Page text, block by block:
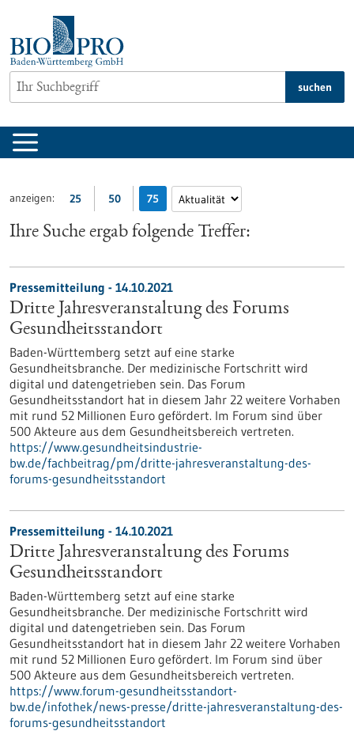
springen
suchen
anzeigen: 25 50 75
Ihre Suche ergab folgende Treffer:
Pressemitteilung - 14.10.2021
Dritte Jahresveranstaltung des Forums
Gesundheitsstandort
Baden-Württemberg setzt auf eine starke
Gesundheitsbranche. Der medizinische Fortschritt wird
digital und datengetrieben sein. Das Forum
Gesundheitsstandort hat in diesem Jahr 22 weitere Vorhaben
mit rund 52 Millionen Euro gefördert. Im Forum sind über
500 Akteure aus dem Gesundheitsbereich vertreten.
https://www.gesundheitsindustrie-
bw.de/fachbeitrag/pm/dritte-jahresveranstaltung-des-
forums-gesundheitsstandort
Pressemitteilung - 14.10.2021
Dritte Jahresveranstaltung des Forums
Gesundheitsstandort
Baden-Württemberg setzt auf eine starke
Gesundheitsbranche. Der medizinische Fortschritt wird
digital und datengetrieben sein. Das Forum
Gesundheitsstandort hat in diesem Jahr 22 weitere Vorhaben
mit rund 52 Millionen Euro gefördert. Im Forum sind über
500 Akteure aus dem Gesundheitsbereich vertreten.
https://www.forum-gesundheitsstandort-
bw.de/infothek/news-presse/dritte-jahresveranstaltung-des-
forums-gesundheitsstandort